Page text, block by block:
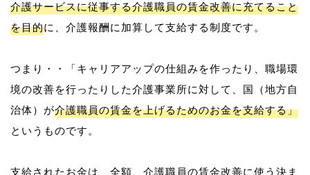
介護サービスに従事する介護職員の賃金改善に充てること
を目的に、介護報酬に加算して支給する制度です。
つまり・・「キャリアアップの仕組みを作ったり、職場環
境の改善を行ったりした介護事業所に対して、国（地方自
治体）が介護職員の賃金を上げるためのお金を支給する」
というものです。
支給されたお金は、全額、介護職員の賃金改善に使う決ま